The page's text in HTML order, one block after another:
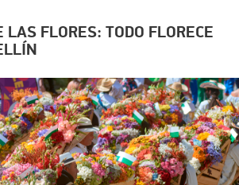
LAS FLORES: TODO FLORECE